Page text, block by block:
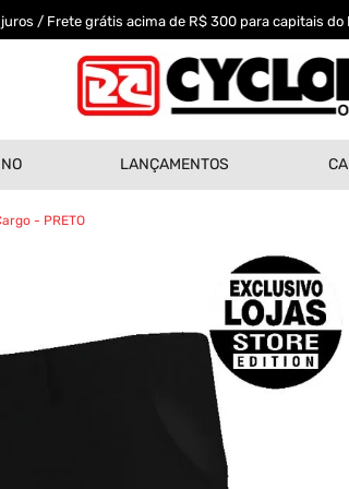
/ Frete grátis acima de R$ 300 para capitais do
LANÇAMENTOS
- PRETO